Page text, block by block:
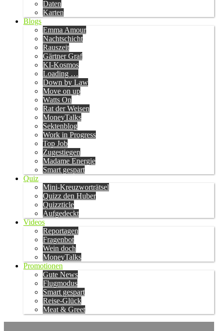
Daten
Karten
Blogs
Emma Amour
Nachtschicht
Rauszeit
Gärtner Graf
KI-Kosmos
Loading …
Down by Law
Move on up
Watts On
Rat der Weisen
MoneyTalks
Sektenblog
Work in Progress
Top Job
Zugestiegen
Madame Energie
Smart gespart
Quiz
Mini-Kreuzworträtsel
Quizz den Huber
Quizzticle
Aufgedeckt
Videos
Reportagen
Fragenbot
Wein doch
MoneyTalks
Promotionen
Gute News
Flugmodus
Smart gespart
Reise-Glück
Meat & Greet